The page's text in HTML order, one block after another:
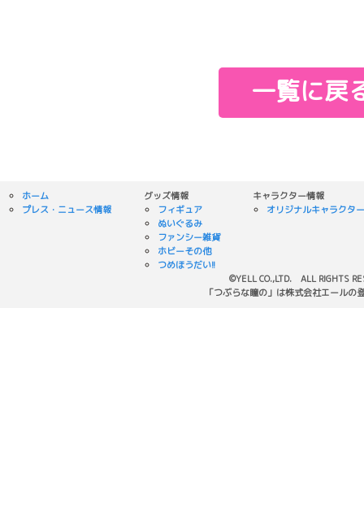
一覧に戻
ホーム
プレス・ニュース情報
グッズ情報
フィギュア
ぬいぐるみ
ファンシー雑貨
ホビーその他
つめほうだい!!
キャラクター情報
オリジナルキャラクター
©YELL CO.,LTD. ALL RIGHTS
「つぶらな瞳の」は株式会社エールの